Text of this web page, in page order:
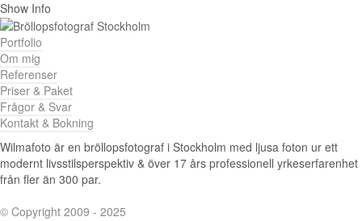
Show Info
Portfolio
Om mig
Referenser
Priser & Paket
Frågor & Svar
Kontakt & Bokning
Wilmafoto är en bröllopsfotograf i Stockholm med ljusa foton ur ett
modernt livsstilsperspektiv & över 17 års professionell yrkeserfarenhet
från fler än 300 par.
© Copyright 2009 - 2025